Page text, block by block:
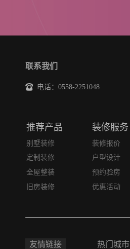
联系我们
电话：0558-2251048
推荐产品 装修服务
别墅装修 装修报价
定制装修
户型设计
全屋整装
预约验房
旧房装修
优惠活动
友情链接 热门城市